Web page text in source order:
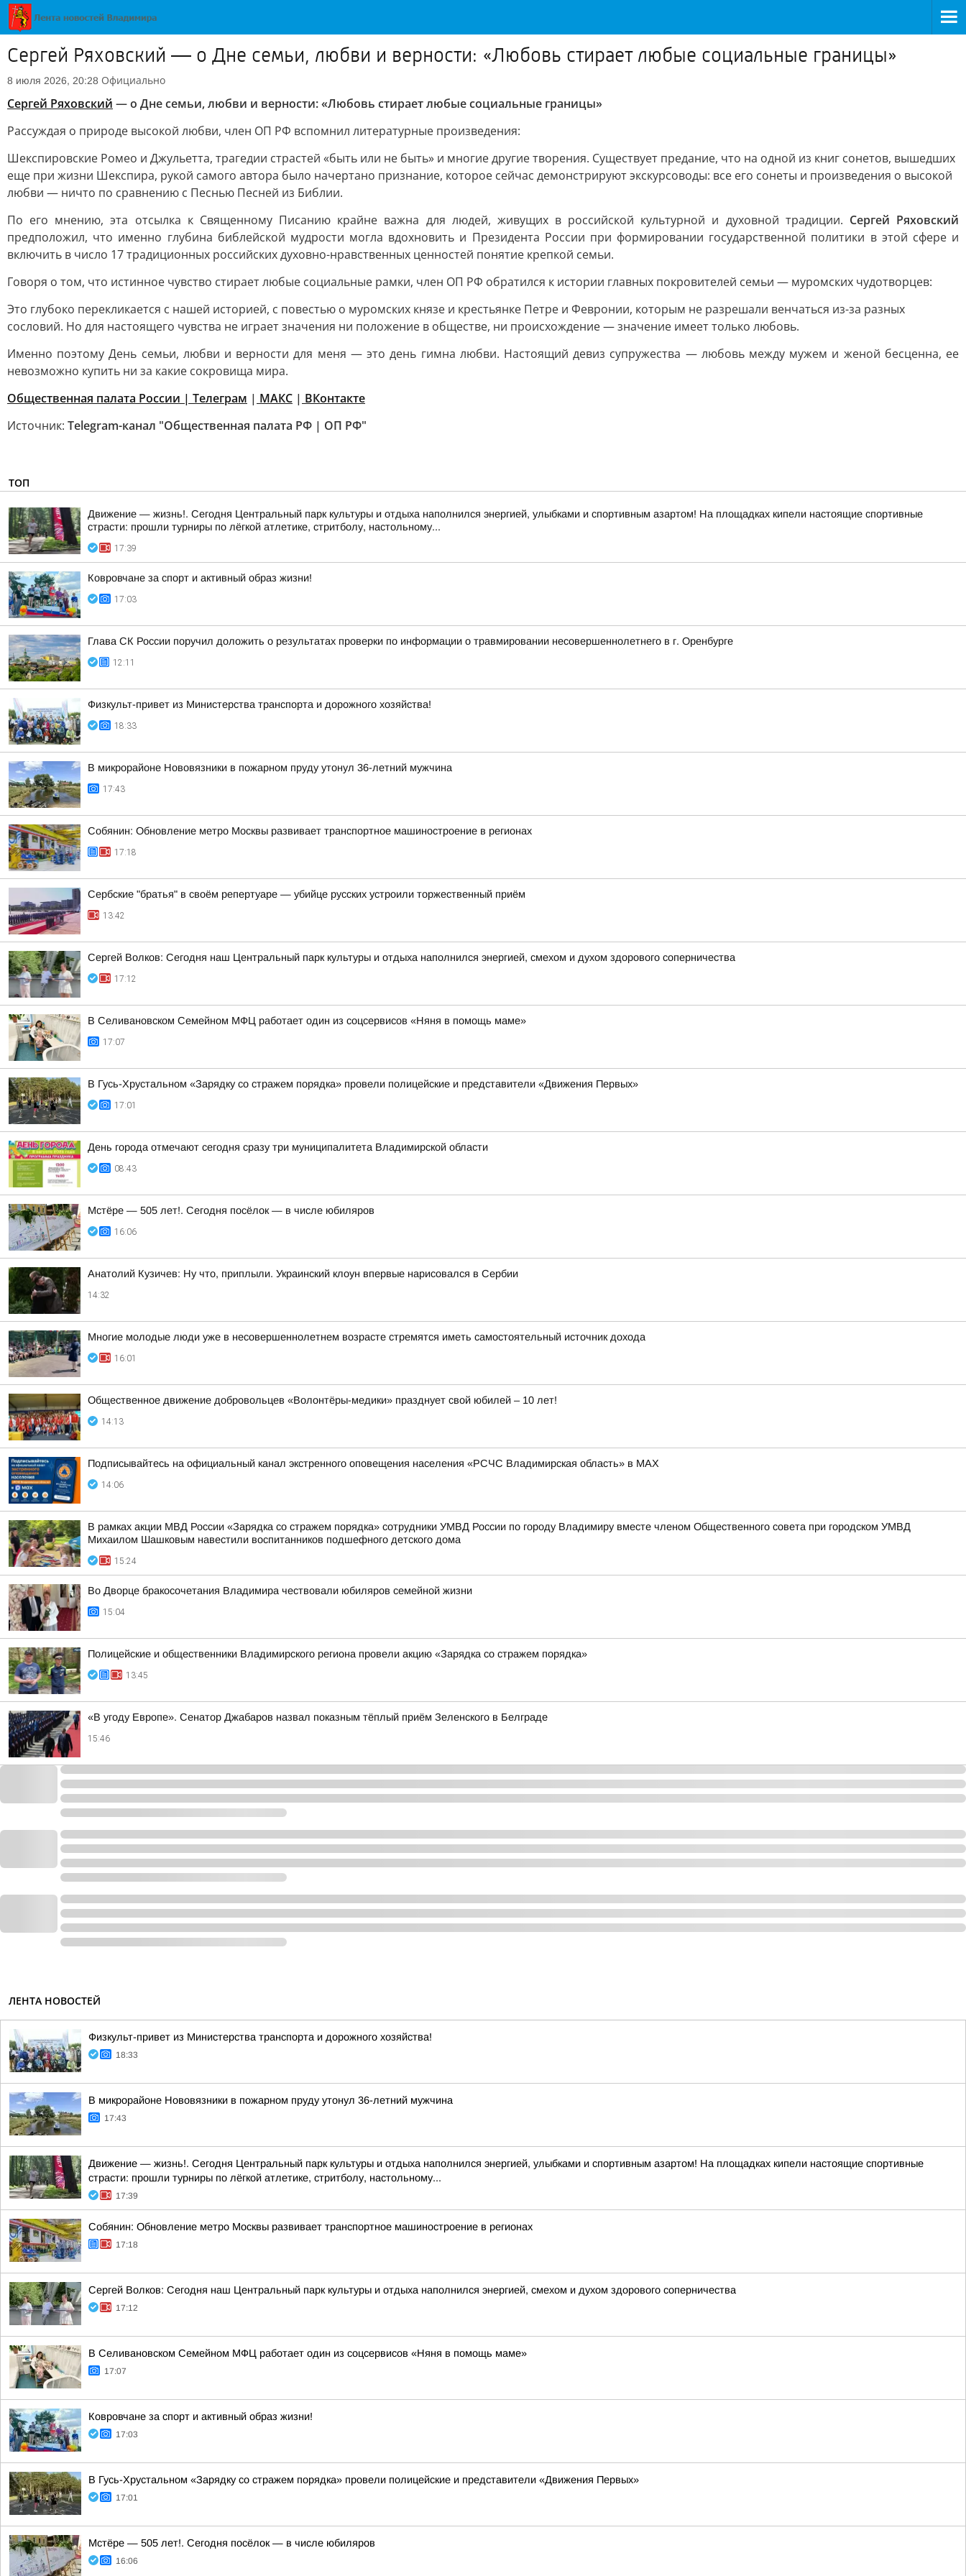
Сергей Ряховский — о Дне семьи, любви и верности: «Любовь стирает любые социальные границы»
8 июля 2026, 20:28 Официально
Сергей Ряховский — о Дне семьи, любви и верности: «Любовь стирает любые социальные границы»
Рассуждая о природе высокой любви, член ОП РФ вспомнил литературные произведения:
Шекспировские Ромео и Джульетта, трагедии страстей «быть или не быть» и многие другие творения. Существует предание, что на одной из книг сонетов, вышедших
еще при жизни Шекспира, рукой самого автора было начертано признание, которое сейчас демонстрируют экскурсоводы: все его сонеты и произведения о высокой
любви — ничто по сравнению с Песнью Песней из Библии.
По его мнению, эта отсылка к Священному Писанию крайне важна для людей, живущих в российской культурной и духовной традиции. Сергей Ряховский
предположил, что именно глубина библейской мудрости могла вдохновить и Президента России при формировании государственной политики в этой сфере и
включить в число 17 традиционных российских духовно-нравственных ценностей понятие крепкой семьи.
Говоря о том, что истинное чувство стирает любые социальные рамки, член ОП РФ обратился к истории главных покровителей семьи — муромских чудотворцев:
Это глубоко перекликается с нашей историей, с повестью о муромских князе и крестьянке Петре и Февронии, которым не разрешали венчаться из-за разных
сословий. Но для настоящего чувства не играет значения ни положение в обществе, ни происхождение — значение имеет только любовь.
Именно поэтому День семьи, любви и верности для меня — это день гимна любви. Настоящий девиз супружества — любовь между мужем и женой бесценна, ее
невозможно купить ни за какие сокровища мира.
Общественная палата России | Телеграм | MAКС | ВКонтакте
Источник: Telegram-канал "Общественная палата РФ | ОП РФ"
ТОП
Движение — жизнь!. Сегодня Центральный парк культуры и отдыха наполнился энергией, улыбками и спортивным азартом! На площадках кипели настоящие спортивные
страсти: прошли турниры по лёгкой атлетике, стритболу, настольному...
17:39
Ковровчане за спорт и активный образ жизни!
17:03
Глава СК России поручил доложить о результатах проверки по информации о травмировании несовершеннолетнего в г. Оренбурге
12:11
Физкульт-привет из Министерства транспорта и дорожного хозяйства!
18:33
В микрорайоне Нововязники в пожарном пруду утонул 36-летний мужчина
17:43
Собянин: Обновление метро Москвы развивает транспортное машиностроение в регионах
17:18
Сербские "братья" в своём репертуаре — убийце русских устроили торжественный приём
13:42
Сергей Волков: Сегодня наш Центральный парк культуры и отдыха наполнился энергией, смехом и духом здорового соперничества
17:12
В Селивановском Семейном МФЦ работает один из соцсервисов «Няня в помощь маме»
17:07
В Гусь-Хрустальном «Зарядку со стражем порядка» провели полицейские и представители «Движения Первых»
17:01
День города отмечают сегодня сразу три муниципалитета Владимирской области
08:43
Мстёре — 505 лет!. Сегодня посёлок — в числе юбиляров
16:06
Анатолий Кузичев: Ну что, приплыли. Украинский клоун впервые нарисовался в Сербии
14:32
Многие молодые люди уже в несовершеннолетнем возрасте стремятся иметь самостоятельный источник дохода
16:01
Общественное движение добровольцев «Волонтёры-медики» празднует свой юбилей – 10 лет!
14:13
Подписывайтесь на официальный канал экстренного оповещения населения «РСЧС Владимирская область» в МАХ
14:06
В рамках акции МВД России «Зарядка со стражем порядка» сотрудники УМВД России по городу Владимиру вместе членом Общественного совета при городском УМВД
Михаилом Шашковым навестили воспитанников подшефного детского дома
15:24
Во Дворце бракосочетания Владимира чествовали юбиляров семейной жизни
15:04
Полицейские и общественники Владимирского региона провели акцию «Зарядка со стражем порядка»
13:45
«В угоду Европе». Сенатор Джабаров назвал показным тёплый приём Зеленского в Белграде
15:46
ЛЕНТА НОВОСТЕЙ
Физкульт-привет из Министерства транспорта и дорожного хозяйства!
18:33
В микрорайоне Нововязники в пожарном пруду утонул 36-летний мужчина
17:43
Движение — жизнь!. Сегодня Центральный парк культуры и отдыха наполнился энергией, улыбками и спортивным азартом! На площадках кипели настоящие спортивные
страсти: прошли турниры по лёгкой атлетике, стритболу, настольному...
17:39
Собянин: Обновление метро Москвы развивает транспортное машиностроение в регионах
17:18
Сергей Волков: Сегодня наш Центральный парк культуры и отдыха наполнился энергией, смехом и духом здорового соперничества
17:12
В Селивановском Семейном МФЦ работает один из соцсервисов «Няня в помощь маме»
17:07
Ковровчане за спорт и активный образ жизни!
17:03
В Гусь-Хрустальном «Зарядку со стражем порядка» провели полицейские и представители «Движения Первых»
17:01
Мстёре — 505 лет!. Сегодня посёлок — в числе юбиляров
16:06